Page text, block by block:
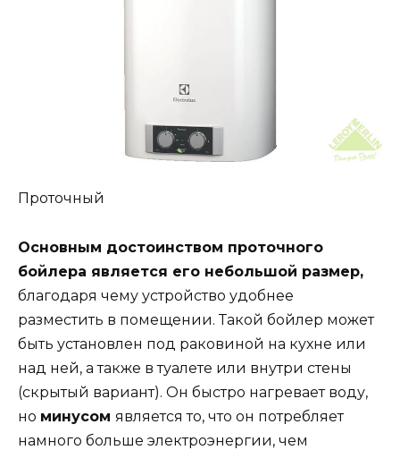
Проточный
Основным достоинством проточного
бойлера является его небольшой размер,
благодаря чему устройство удобнее
разместить в помещении. Такой бойлер может
быть установлен под раковиной на кухне или
над ней, а также в туалете или внутри стены
(скрытый вариант). Он быстро нагревает воду,
но минусом является то, что он потребляет
намного больше электроэнергии, чем